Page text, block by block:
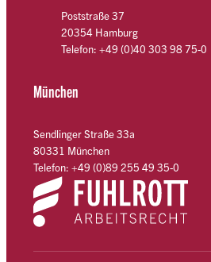
Poststraße 37
20354 Hamburg
Telefon: +49 (0)40 303 98 75-0
München
Sendlinger Straße 33a
80331 München
Telefon: +49 (0)89 255 49 35-0